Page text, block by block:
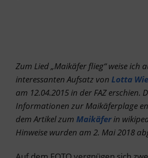
Zum Lied „Maikäfer flieg“ weise ich
interessanten Aufsatz von Lotta
am 12.04.2015 in der FAZ erschien.
Informationen zur Maikäferplage
dem Artikel zum Maikäferin
Hinweise wurden am 2. Mai 2018